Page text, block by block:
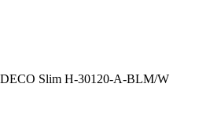
Slim H-30120-A-BLM/W